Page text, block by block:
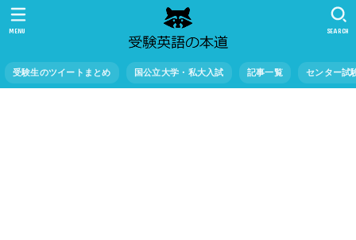
受験生のツイートまとめ 国公立大学・私大入試 記事一覧 センター試
SEARCH
MENU